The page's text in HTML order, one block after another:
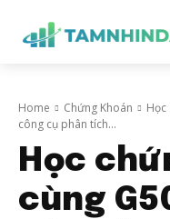
Home Chứng Khoán
Học
công cụ phân tích...
Học
cùng